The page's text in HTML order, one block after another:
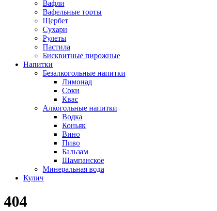
Вафли
Вафельные торты
Щербет
Сухари
Рулеты
Пастила
Бисквитные пирожные
Напитки
Безалкогольные напитки
Лимонад
Соки
Квас
Алкогольные напитки
Водка
Коньяк
Вино
Пиво
Бальзам
Шампанское
Минеральная вода
Кулич
404